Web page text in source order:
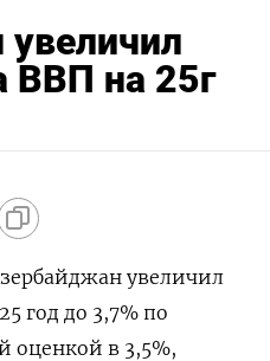
ВВП на 25г
увеличил
год до 3,7% по
оценкой в ​​3,5%,